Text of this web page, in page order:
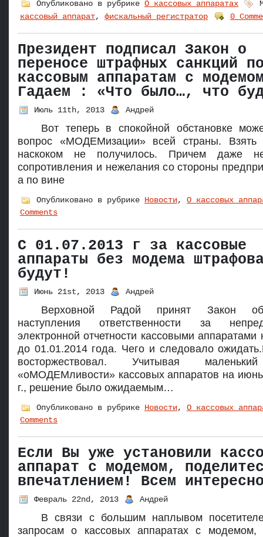
Опубликовано в рубрике О кассовых аппаратах
кассовый аппарат, фискальный регистратор 0
Президент подписал Закон о
переносе штрафных санкций
кассовым аппаратам с
Гадаем : «Что было…, что
Июль 11th, 2013 Андрей
Вот теперь в спокойной обстановке
вопрос «МОДЕМизации» всей страны. Взять
наскоком не получилось. Причем даже
сопротивления и нежелания со стороны
а по вине
Опубликовано в рубрике Новости, О кассовых
Comments
С 01.07.2013 г за кассовые
аппараты без модема
будут!
Июнь 21st, 2013 Андрей
Верховной Радой принят Закон об
наступления ответственности за
электронной отчетности кассовыми аппаратами
до 01.01.2014 года. Чего и следовало
восторжествовал. Учитывая
«оМОДЕМливости» кассовых аппаратов на
г., решение было ожидаемым…
Опубликовано в рубрике Новости, О кассовых
Comments
Если Вы уже установили
аппарат с модемом,
впечатлением! Всем
Февраль 22nd, 2013 Андрей
В связи с большим наплывом
запросам о кассовых аппаратах с модемом,